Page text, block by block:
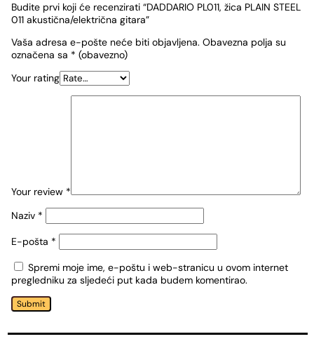
Budite prvi koji će recenzirati “DADDARIO PL011, žica PLAIN STEEL
011 akustična/električna gitara”
Vaša adresa e-pošte neće biti objavljena. Obavezna polja su
označena sa * (obavezno)
Your rating
Your review *
Naziv *
E-pošta *
Spremi moje ime, e-poštu i web-stranicu u ovom internet
pregledniku za sljedeći put kada budem komentirao.
Submit